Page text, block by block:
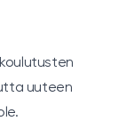
uuteen